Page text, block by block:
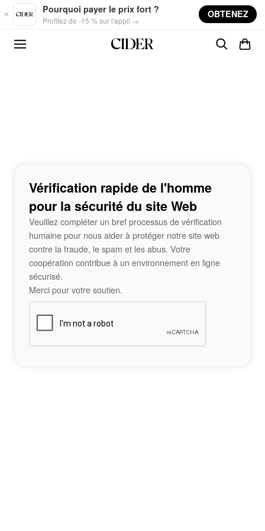
Skip to main content
Pourquoi payer le prix fort ?
Profitez de -15 % sur l'appli →
OBTENEZ
Vérification rapide de l'homme
pour la sécurité du site Web
Veuillez compléter un bref processus de vérification
humaine pour nous aider à protéger notre site web
contre la fraude, le spam et les abus. Votre
coopération contribue à un environnement en ligne
sécurisé.
Merci pour votre soutien.